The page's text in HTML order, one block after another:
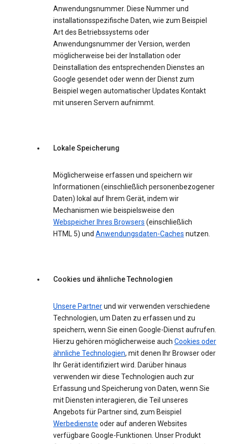
Anwendungsnummer. Diese Nummer und
installationsspezifische Daten, wie zum Beispiel
Art des Betriebssystems oder
Anwendungsnummer der Version, werden
möglicherweise bei der Installation oder
Deinstallation des entsprechenden Dienstes an
Google gesendet oder wenn der Dienst zum
Beispiel wegen automatischer Updates Kontakt
mit unseren Servern aufnimmt.
Lokale Speicherung
Möglicherweise erfassen und speichern wir
Informationen (einschließlich personenbezogener
Daten) lokal auf Ihrem Gerät, indem wir
Mechanismen wie beispielsweise den
Webspeicher Ihres Browsers (einschließlich
HTML 5) und Anwendungsdaten-Caches nutzen.
Cookies und ähnliche Technologien
Unsere Partnerund wir verwenden verschiedene
Technologien, um Daten zu erfassen und zu
speichern, wenn Sie einen Google-Dienst aufrufen.
Hierzu gehören möglicherweise auch Cookies oder
ähnliche Technologien, mit denen Ihr Browser oder
Ihr Gerät identifiziert wird. Darüber hinaus
verwenden wir diese Technologien auch zur
Erfassung und Speicherung von Daten, wenn Sie
mit Diensten interagieren, die Teil unseres
Angebots für Partner sind, zum Beispiel
Werbedienste oder auf anderen Websites
verfügbare Google-Funktionen. Unser Produkt